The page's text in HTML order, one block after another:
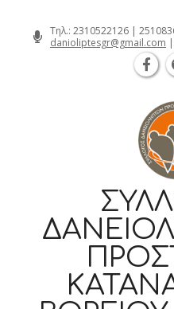
Τηλ.: 2310522126 |
danioliptesgr@gmail.com |